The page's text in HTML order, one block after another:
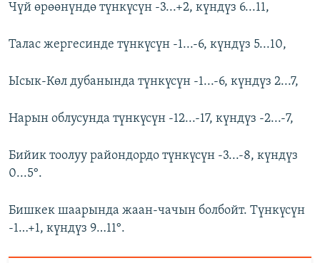
Чүй өрөөнүндө түнкүсүн -3...+2, күндүз 6...11,
Талас жергесинде түнкүсүн -1...-6, күндүз 5...10,
Ысык-Көл дубанында түнкүсүн -1...-6, күндүз 2...7,
Нарын облусунда түнкүсүн -12...-17, күндүз -2...-7,
Бийик тоолуу райондордо түнкүсүн -3...-8, күндүз
0...5°.
Бишкек шаарында жаан-чачын болбойт. Түнкүсүн
-1…+1, күндүз 9…11°.